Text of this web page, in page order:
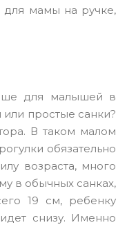
для мамы на ручке,
для малышей в
или простые санки?
В таком малом
обязательно
возраста, много
в обычных санках,
19 см, ребенку
снизу. Именно